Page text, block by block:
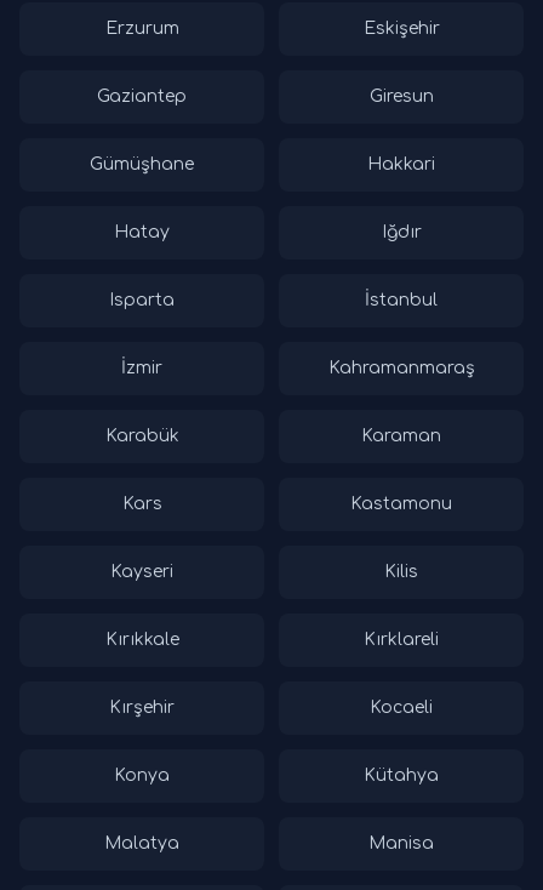
Erzurum Eskişehir
Gaziantep Giresun
Gümüşhane Hakkari
Hatay Iğdır
Isparta İstanbul
İzmir Kahramanmaraş
Karabük Karaman
Kars Kastamonu
Kayseri Kilis
Kırıkkale Kırklareli
Kırşehir Kocaeli
Konya Kütahya
Malatya Manisa